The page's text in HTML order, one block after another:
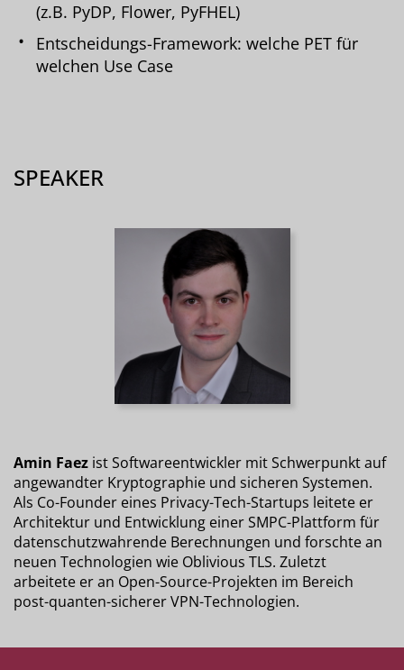
(z.B. PyDP, Flower, PyFHEL)
Entscheidungs-Framework: welche PET für
welchen Use Case
SPEAKER
Amin Faez ist Softwareentwickler mit Schwerpunkt auf
angewandter Kryptographie und sicheren Systemen.
Als Co-Founder eines Privacy-Tech-Startups leitete er
Architektur und Entwicklung einer SMPC-Plattform für
datenschutzwahrende Berechnungen und forschte an
neuen Technologien wie Oblivious TLS. Zuletzt
arbeitete er an Open-Source-Projekten im Bereich
post-quanten-sicherer VPN-Technologien.